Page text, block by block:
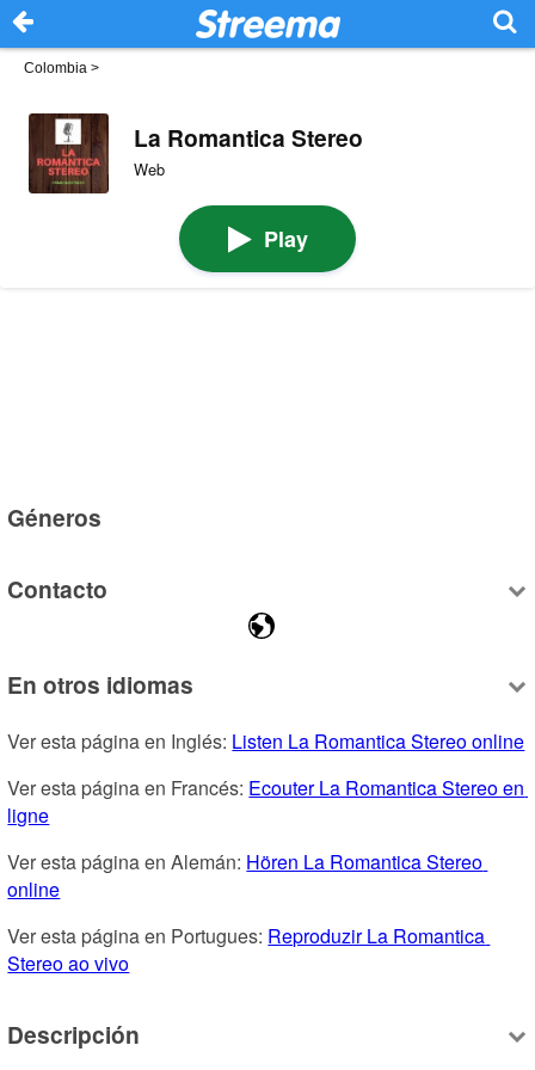
Colombia >
La Romantica Stereo
Web
Play
Géneros
Contacto
En otros idiomas
Ver esta página en Inglés: Listen La Romantica Stereo online
Ver esta página en Francés: Ecouter La Romantica Stereo en
ligne
Ver esta página en Alemán: Hören La Romantica Stereo
online
Ver esta página en Portugues: Reproduzir La Romantica
Stereo ao vivo
Descripción